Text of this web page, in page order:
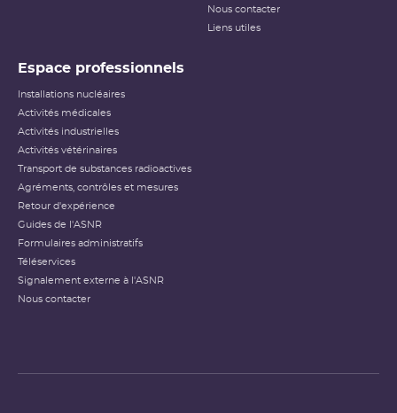
Nous contacter
Liens utiles
Espace professionnels
Installations nucléaires
Activités médicales
Activités industrielles
Activités vétérinaires
Transport de substances radioactives
Agréments, contrôles et mesures
Retour d'expérience
Guides de l'ASNR
Formulaires administratifs
Téléservices
Signalement externe à l'ASNR
Nous contacter